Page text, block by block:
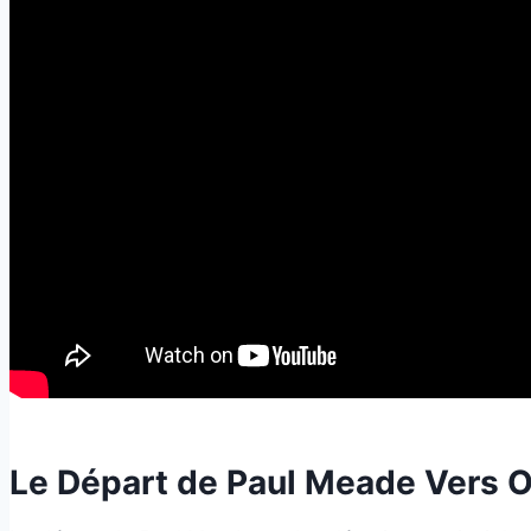
Le Départ de Paul Meade Vers